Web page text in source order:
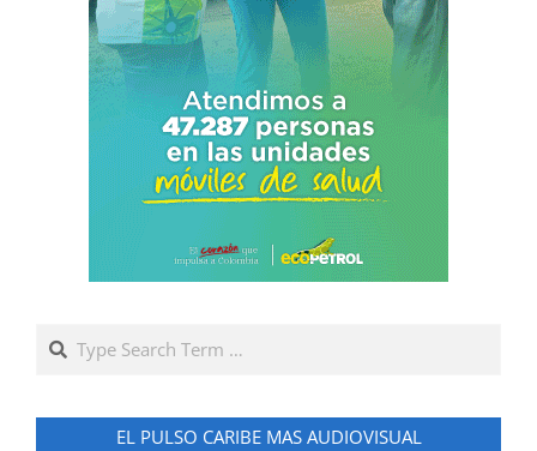
Search
EL PULSO CARIBE MAS AUDIOVISUAL